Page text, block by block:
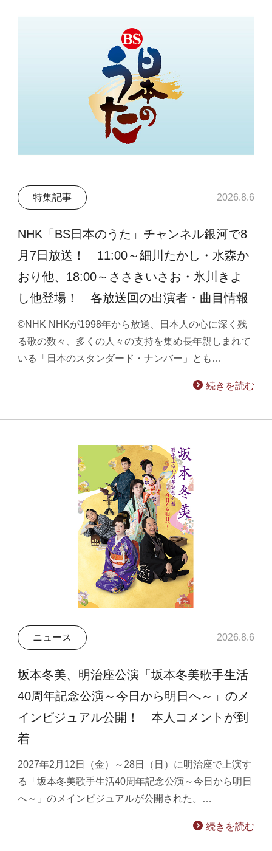
特集記事 2026.8.6
NHK「BS日本のうた」チャンネル銀河で8
月7日放送！ 11:00～細川たかし・水森か
おり他、18:00～ささきいさお・氷川きよ
し他登場！ 各放送回の出演者・曲目情報
©NHK NHKが1998年から放送、日本人の心に深く残
る歌の数々、多くの人々の支持を集め長年親しまれて
いる「日本のスタンダード・ナンバー」とも…
続きを読む
ニュース 2026.8.6
坂本冬美、明治座公演「坂本冬美歌手生活
40周年記念公演～今日から明日へ～」のメ
インビジュアル公開！ 本人コメントが到
着
2027年2月12日（金）～28日（日）に明治座で上演す
る「坂本冬美歌手生活40周年記念公演～今日から明日
へ～」のメインビジュアルが公開された。…
続きを読む